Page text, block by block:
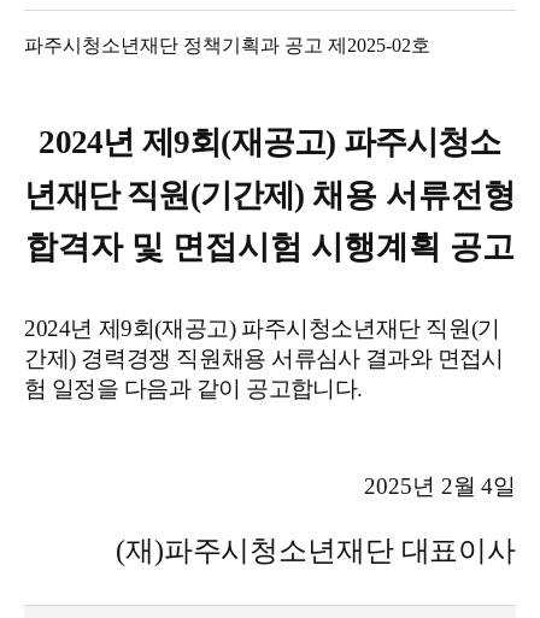
파주시청소년재단 정책기획과 공고 제 2025-02호
2024년 제 9회 (재공고) 파주시청소
년재단 직원(기간제) 채용 서류전형
합격자 및 면접시험 시행계획 공고
2024년 제9회(재공고) 파주시청소년재단 직원(기
간제) 경력경쟁 직원채용 서류심사 결과와 면접시
험 일정을 다음과 같이 공고합니다.
2025년 2월4일
(재)파주시청소년재단 대표이사